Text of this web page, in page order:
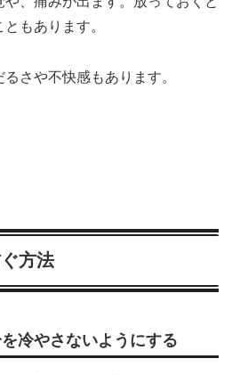
もあります。
さや不快感もあります。
方法
冷やさないようにする